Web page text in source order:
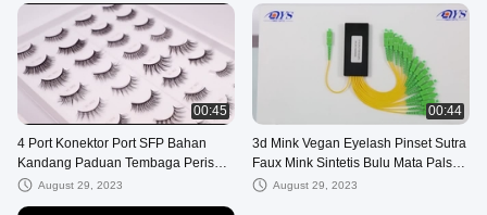
00:45
4 Port Konektor Port SFP Bahan
Kandang Paduan Tembaga Perisai
EMI Untuk Ethernet 10G
August 29, 2023
00:44
3d Mink Vegan Eyelash Pinset Sutra
Faux Mink Sintetis Bulu Mata Palsu
Tekan Pada Kuku Eyeliner Glu
August 29, 2023